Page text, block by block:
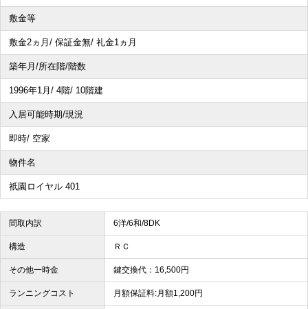
敷金等
敷金2ヵ月/ 保証金無/ 礼金1ヵ月
築年月/所在階/階数
1996年1月/ 4階/ 10階建
入居可能時期/現況
即時/ 空家
物件名
祇園ロイヤル 401
間取内訳 6洋/6和/8DK
構造 ＲＣ
その他一時金 鍵交換代：16,500円
ランニングコスト 月額保証料:月額1,200円